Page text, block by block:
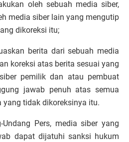
oleh sebuah media siber,
media siber lain yang mengutip
dikoreksi itu;
berita dari sebuah media
koreksi atas berita sesuai yang
pemilik dan atau pembuat
jawab penuh atas semua
tidak dikoreksinya itu.
Undang Pers, media siber yang
dapat dijatuhi sanksi hukum